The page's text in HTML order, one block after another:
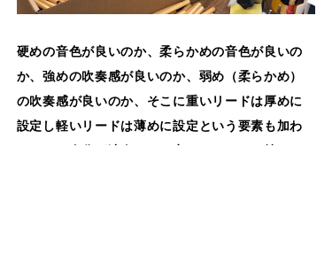
硬めの音色が良いのか、柔らかめの音色が良いの
か、強めの吹奏感が良いのか、弱め（柔らかめ）
の吹奏感が良いのか、そこに重いリードは厚めに
設定し軽いリードは薄めに設定という要素も加わ
ります。自分が演奏したい音のイメージを持つこ